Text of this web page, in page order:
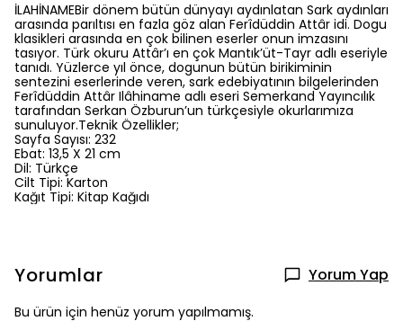
İLAHİNAMEBir dönem bütün dünyayı aydınlatan Sark aydınları
arasında parıltısı en fazla göz alan Ferîdüddin Attâr idi. Dogu
klasikleri arasında en çok bilinen eserler onun imzasını
tasıyor. Türk okuru Attâr’ı en çok Mantık’üt-Tayr adlı eseriyle
tanıdı. Yüzlerce yıl önce, dogunun bütün birikiminin
sentezini eserlerinde veren, sark edebiyatının bilgelerinden
Ferîdüddin Attâr Ilâhiname adlı eseri Semerkand Yayıncılık
tarafından Serkan Özburun’un türkçesiyle okurlarımıza
sunuluyor.Teknik Özellikler;
Sayfa Sayısı: 232
Ebat: 13,5 X 21 cm
Dil: Türkçe
Cilt Tipi: Karton
Kağıt Tipi: Kitap Kağıdı
Yorumlar Yorum Yap
Bu ürün için henüz yorum yapılmamış.